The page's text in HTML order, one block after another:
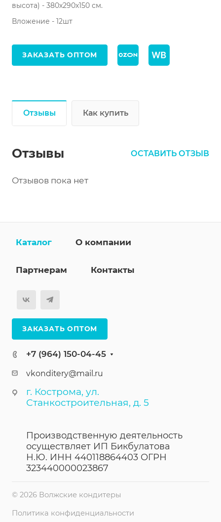
высота) - 380х290х150 см.
Вложение - 12шт
ЗАКАЗАТЬ ОПТОМ
Отзывы Как купить
Отзывы ОСТАВИТЬ ОТЗЫВ
Отзывов пока нет
Каталог О компании
Партнерам Контакты
ЗАКАЗАТЬ ОПТОМ
+7 (964) 150-04-45
vkonditery@mail.ru
г. Кострома, ул.
Станкостроительная, д. 5
Производственную деятельность
осуществляет ИП Бикбулатова
Н.Ю. ИНН 440118864403 ОГРН
323440000023867
© 2026 Волжские кондитеры
Политика конфиденциальности